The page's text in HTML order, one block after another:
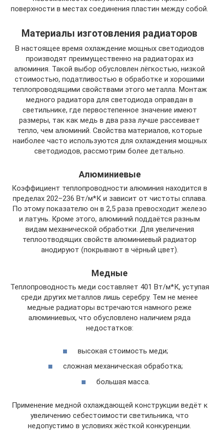
поверхности в местах соединения пластин между собой.
Материалы изготовления радиаторов
В настоящее время охлаждение мощных светодиодов
производят преимущественно на радиаторах из
алюминия. Такой выбор обусловлен лёгкостью, низкой
стоимостью, податливостью в обработке и хорошими
теплопроводящими свойствами этого металла. Монтаж
медного радиатора для светодиода оправдан в
светильнике, где первостепенное значение имеют
размеры, так как медь в два раза лучше рассеивает
тепло, чем алюминий. Свойства материалов, которые
наиболее часто используются для охлаждения мощных
светодиодов, рассмотрим более детально.
Алюминиевые
Коэффициент теплопроводности алюминия находится в
пределах 202–236 Вт/м*К и зависит от чистоты сплава.
По этому показателю он в 2,5 раза превосходит железо
и латунь. Кроме этого, алюминий поддаётся разным
видам механической обработки. Для увеличения
теплоотводящих свойств алюминиевый радиатор
анодируют (покрывают в чёрный цвет).
Медные
Теплопроводность меди составляет 401 Вт/м*К, уступая
среди других металлов лишь серебру. Тем не менее
медные радиаторы встречаются намного реже
алюминиевых, что обусловлено наличием ряда
недостатков:
высокая стоимость меди;
сложная механическая обработка;
большая масса.
Применение медной охлаждающей конструкции ведёт к
увеличению себестоимости светильника, что
недопустимо в условиях жёсткой конкуренции.